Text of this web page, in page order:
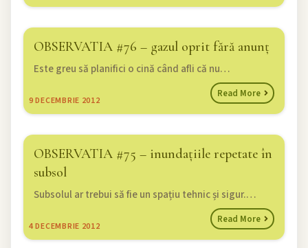
OBSERVATIA #76 – gazul oprit fără anunț
9 DECEMBRIE 2012
Este greu să planifici o cină când afli că nu…
Read More
OBSERVATIA #75 – inundațiile repetate în
subsol
4 DECEMBRIE 2012
Subsolul ar trebui să fie un spațiu tehnic și sigur.…
Read More